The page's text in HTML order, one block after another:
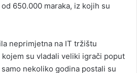
650.000 maraka, iz kojih su
neprimjetna na IT tržištu
kojem su vladali veliki igrači poput
samo nekoliko godina postali su